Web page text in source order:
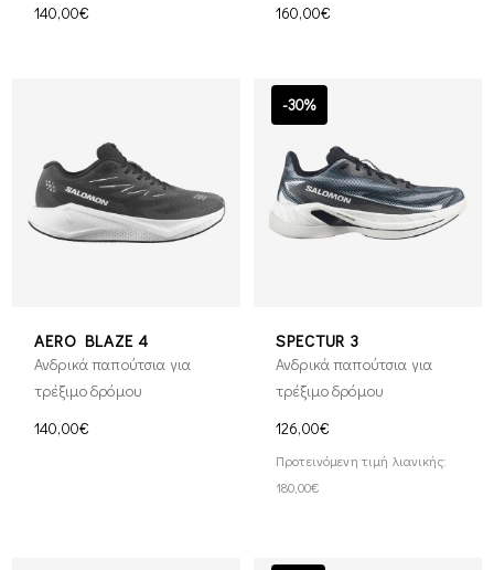
140,00€
160,00€
AERO BLAZE 4
Ανδρικά παπούτσια για
τρέξιμο δρόμου
140,00€
-30%
SPECTUR 3
Ανδρικά παπούτσια για
τρέξιμο δρόμου
126,00€
Προτεινόμενη τιμή λιανικής:
180,00€